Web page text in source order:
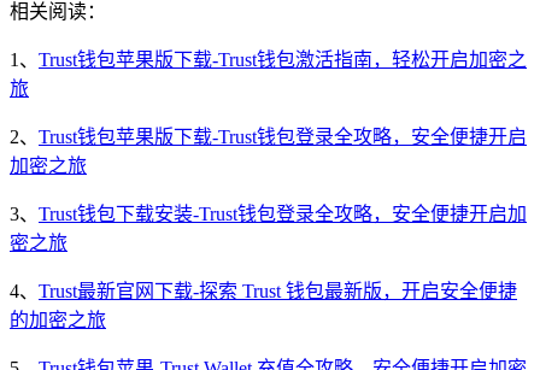
相关阅读：
1、 Trust钱包苹果版下载-Trust钱包激活指南，轻松开启加密之
旅
2、 Trust钱包苹果版下载-Trust钱包登录全攻略，安全便捷开启
加密之旅
3、 Trust钱包下载安装-Trust钱包登录全攻略，安全便捷开启加
密之旅
4、 Trust最新官网下载-探索 Trust 钱包最新版，开启安全便捷
的加密之旅